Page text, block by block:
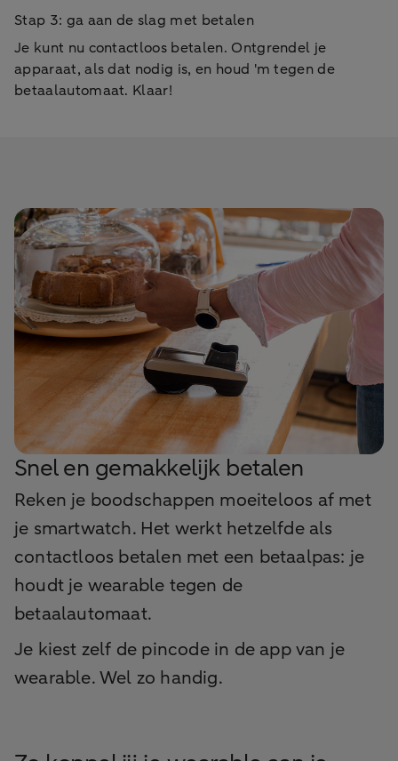
Stap 3: ga aan de slag met betalen
Je kunt nu contactloos betalen. Ontgrendel je
apparaat, als dat nodig is, en houd 'm tegen de
betaalautomaat. Klaar!
Snel en gemakkelijk betalen
Reken je boodschappen moeiteloos af met
je smartwatch. Het werkt hetzelfde als
contactloos betalen met een betaalpas: je
houdt je wearable tegen de
betaalautomaat.
Je kiest zelf de pincode in de app van je
wearable. Wel zo handig.